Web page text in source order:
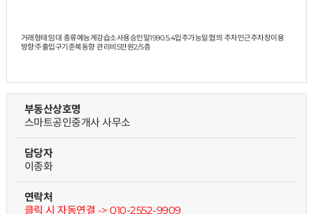
거래형태:임대 종류예능계강습소사용승인일1990.5.4입주가능일:협의 주차인근주차장이용
방향:주출입구기준북동향 관리비5만원2/5층
부동산상호명
스마트공인중개사 사무소
담당자
이종화
연락처
클릭 시 자동연결 -> 010-2552-9909